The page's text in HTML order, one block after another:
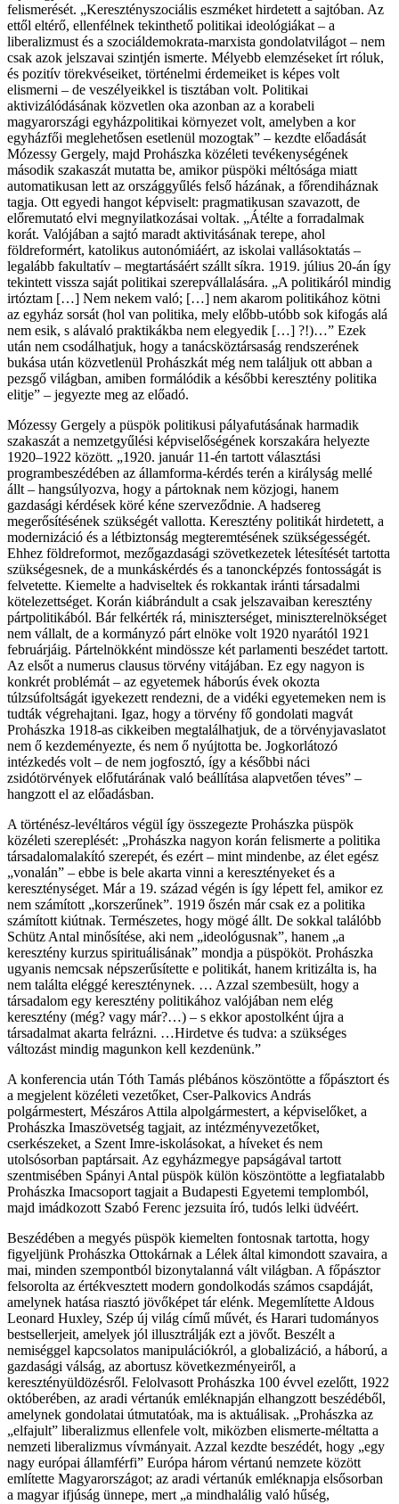
felismerését. „Keresztényszociális eszméket hirdetett a sajtóban. Az
ettől eltérő, ellenfélnek tekinthető politikai ideológiákat – a
liberalizmust és a szociáldemokrata-marxista gondolatvilágot – nem
csak azok jelszavai szintjén ismerte. Mélyebb elemzéseket írt róluk,
és pozitív törekvéseiket, történelmi érdemeiket is képes volt
elismerni – de veszélyeikkel is tisztában volt. Politikai
aktivizálódásának közvetlen oka azonban az a korabeli
magyarországi egyházpolitikai környezet volt, amelyben a kor
egyházfői meglehetősen esetlenül mozogtak” – kezdte előadását
Mózessy Gergely, majd Prohászka közéleti tevékenységének
második szakaszát mutatta be, amikor püspöki méltósága miatt
automatikusan lett az országgyűlés felső házának, a főrendiháznak
tagja. Ott egyedi hangot képviselt: pragmatikusan szavazott, de
előremutató elvi megnyilatkozásai voltak. „Átélte a forradalmak
korát. Valójában a sajtó maradt aktivitásának terepe, ahol
földreformért, katolikus autonómiáért, az iskolai vallásoktatás –
legalább fakultatív – megtartásáért szállt síkra. 1919. július 20-án így
tekintett vissza saját politikai szerepvállalására. „A politikáról mindig
irtóztam […] Nem nekem való; […] nem akarom politikához kötni
az egyház sorsát (hol van politika, mely előbb-utóbb sok kifogás alá
nem esik, s alávaló praktikákba nem elegyedik […] ?!)…” Ezek
után nem csodálhatjuk, hogy a tanácsköztársaság rendszerének
bukása után közvetlenül Prohászkát még nem találjuk ott abban a
pezsgő világban, amiben formálódik a későbbi keresztény politika
elitje” – jegyezte meg az előadó.
Mózessy Gergely a püspök politikusi pályafutásának harmadik
szakaszát a nemzetgyűlési képviselőségének korszakára helyezte
1920–1922 között. „1920. január 11-én tartott választási
programbeszédében az államforma-kérdés terén a királyság mellé
állt – hangsúlyozva, hogy a pártoknak nem közjogi, hanem
gazdasági kérdések köré kéne szerveződnie. A hadsereg
megerősítésének szükségét vallotta. Keresztény politikát hirdetett, a
modernizáció és a létbiztonság megteremtésének szükségességét.
Ehhez földreformot, mezőgazdasági szövetkezetek létesítését tartotta
szükségesnek, de a munkáskérdés és a tanoncképzés fontosságát is
felvetette. Kiemelte a hadviseltek és rokkantak iránti társadalmi
kötelezettséget. Korán kiábrándult a csak jelszavaiban keresztény
pártpolitikából. Bár felkérték rá, miniszterséget, miniszterelnökséget
nem vállalt, de a kormányzó párt elnöke volt 1920 nyarától 1921
februárjáig. Pártelnökként mindössze két parlamenti beszédet tartott.
Az elsőt a numerus clausus törvény vitájában. Ez egy nagyon is
konkrét problémát – az egyetemek háborús évek okozta
túlzsúfoltságát igyekezett rendezni, de a vidéki egyetemeken nem is
tudták végrehajtani. Igaz, hogy a törvény fő gondolati magvát
Prohászka 1918-as cikkeiben megtalálhatjuk, de a törvényjavaslatot
nem ő kezdeményezte, és nem ő nyújtotta be. Jogkorlátozó
intézkedés volt – de nem jogfosztó, így a későbbi náci
zsidótörvények előfutárának való beállítása alapvetően téves” –
hangzott el az előadásban.
A történész-levéltáros végül így összegezte Prohászka püspök
közéleti szereplését: „Prohászka nagyon korán felismerte a politika
társadalomalakító szerepét, és ezért – mint mindenbe, az élet egész
„vonalán” – ebbe is bele akarta vinni a keresztényeket és a
kereszténységet. Már a 19. század végén is így lépett fel, amikor ez
nem számított „korszerűnek”. 1919 őszén már csak ez a politika
számított kiútnak. Természetes, hogy mögé állt. De sokkal találóbb
Schütz Antal minősítése, aki nem „ideológusnak”, hanem „a
keresztény kurzus spirituálisának” mondja a püspököt. Prohászka
ugyanis nemcsak népszerűsítette e politikát, hanem kritizálta is, ha
nem találta eléggé kereszténynek. … Azzal szembesült, hogy a
társadalom egy keresztény politikához valójában nem elég
keresztény (még? vagy már?…) – s ekkor apostolként újra a
társadalmat akarta felrázni. …Hirdetve és tudva: a szükséges
változást mindig magunkon kell kezdenünk.”
A konferencia után Tóth Tamás plébános köszöntötte a főpásztort és
a megjelent közéleti vezetőket, Cser-Palkovics András
polgármestert, Mészáros Attila alpolgármestert, a képviselőket, a
Prohászka Imaszövetség tagjait, az intézményvezetőket,
cserkészeket, a Szent Imre-iskolásokat, a híveket és nem
utolsósorban paptársait. Az egyházmegye papságával tartott
szentmisében Spányi Antal püspök külön köszöntötte a legfiatalabb
Prohászka Imacsoport tagjait a Budapesti Egyetemi templomból,
majd imádkozott Szabó Ferenc jezsuita író, tudós lelki üdvéért.
Beszédében a megyés püspök kiemelten fontosnak tartotta, hogy
figyeljünk Prohászka Ottokárnak a Lélek által kimondott szavaira, a
mai, minden szempontból bizonytalanná vált világban. A főpásztor
felsorolta az értékvesztett modern gondolkodás számos csapdáját,
amelynek hatása riasztó jövőképet tár elénk. Megemlítette Aldous
Leonard Huxley, Szép új világ című művét, és Harari tudományos
bestsellerjeit, amelyek jól illusztrálják ezt a jövőt. Beszélt a
nemiséggel kapcsolatos manipulációkról, a globalizáció, a háború, a
gazdasági válság, az abortusz következményeiről, a
keresztényüldözésről. Felolvasott Prohászka 100 évvel ezelőtt, 1922
októberében, az aradi vértanúk emléknapján elhangzott beszédéből,
amelynek gondolatai útmutatóak, ma is aktuálisak. „Prohászka az
„elfajult” liberalizmus ellenfele volt, miközben elismerte-méltatta a
nemzeti liberalizmus vívmányait. Azzal kezdte beszédét, hogy „egy
nagy európai államférfi” Európa három vértanú nemzete között
említette Magyarországot; az aradi vértanúk emléknapja elsősorban
a magyar ifjúság ünnepe, mert „a mindhalálig való hűség,